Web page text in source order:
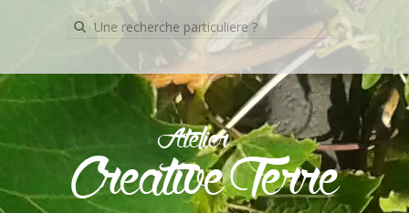
Recherche
pour:
Atelier
Creative Terre